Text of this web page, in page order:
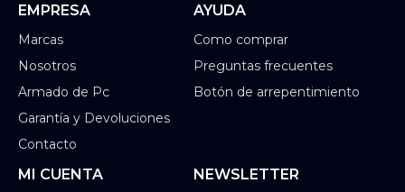
EMPRESA
Marcas
Nosotros
Armado de Pc
Garantía y Devoluciones
Contacto
AYUDA
Como comprar
Preguntas frecuentes
Botón de arrepentimiento
MI CUENTA NEWSLETTER